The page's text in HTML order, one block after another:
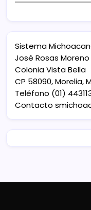
Sistema
José Rosas
Colonia Vista Bella
CP 58090, Morelia,
Teléfono (01)
Contacto